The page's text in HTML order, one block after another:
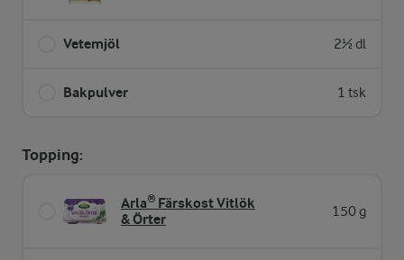
Vetemjöl 2½ dl
Bakpulver 1 tsk
Topping:
Arla® Färskost Vitlök
& Örter
150 g